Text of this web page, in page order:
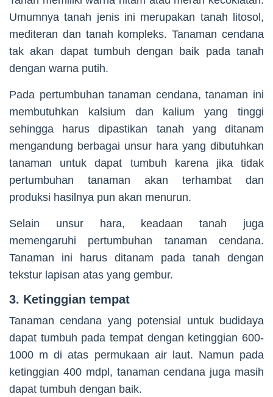
Umumnya tanah jenis ini merupakan tanah litosol,
mediteran dan tanah kompleks. Tanaman cendana
tak akan dapat tumbuh dengan baik pada tanah
dengan warna putih.
Pada pertumbuhan tanaman cendana, tanaman ini
membutuhkan kalsium dan kalium yang tinggi
sehingga harus dipastikan tanah yang ditanam
mengandung berbagai unsur hara yang dibutuhkan
tanaman untuk dapat tumbuh karena jika tidak
pertumbuhan tanaman akan terhambat dan
produksi hasilnya pun akan menurun.
Selain unsur hara, keadaan tanah juga
memengaruhi pertumbuhan tanaman cendana.
Tanaman ini harus ditanam pada tanah dengan
tekstur lapisan atas yang gembur.
3. Ketinggian tempat
Tanaman cendana yang potensial untuk budidaya
dapat tumbuh pada tempat dengan ketinggian 600-
1000 m di atas permukaan air laut. Namun pada
ketinggian 400 mdpl, tanaman cendana juga masih
dapat tumbuh dengan baik.